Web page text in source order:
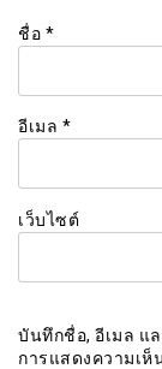
ชื่อ *
อีเมล *
เว็บไซต์
บันทึกชื่อ, อีเมล แ
การแสดงความเห็